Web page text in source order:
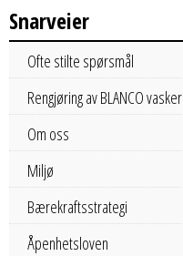
Snarveier
Ofte stilte spørsmål
Rengjøring av BLANCO vasker
Om oss
Miljø
Bærekraftsstrategi
Åpenhetsloven